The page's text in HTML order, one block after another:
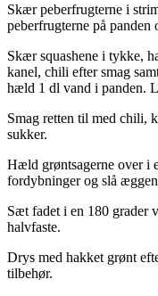
Skær peberfrugterne i
peberfrugterne på panden
Skær squashene i tykke,
kanel, chili efter smag
hæld 1 dl vand i panden.
Smag retten til med chili,
sukker.
Hæld grøntsagerne over i
fordybninger og slå
Sæt fadet i en 180 grader
halvfaste.
Drys med hakket grønt
tilbehør.